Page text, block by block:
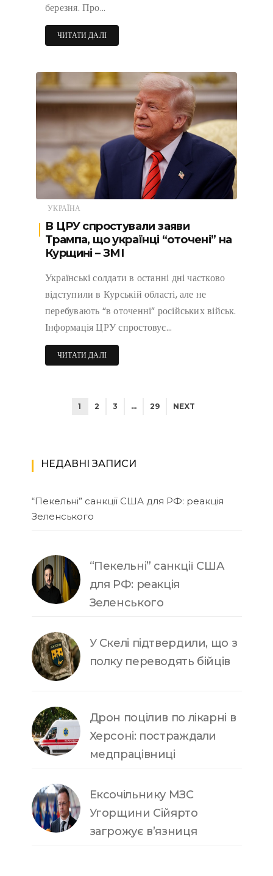
березня. Про…
ЧИТАТИ ДАЛІ
УКРАЇНА
В ЦРУ спростували заяви
Трампа, що українці “оточені” на
Курщині – ЗМІ
Українські солдати в останні дні частково
відступили в Курській області, але не
перебувають “в оточенні” російських військ.
Інформація ЦРУ спростовує…
ЧИТАТИ ДАЛІ
1 2 3 … 29 NEXT
НЕДАВНІ ЗАПИСИ
“Пекельні” санкції США для РФ: реакція
Зеленського
“Пекельні” санкції США
для РФ: реакція
Зеленського
У Скелі підтвердили, що з
полку переводять бійців
Дрон поцілив по лікарні в
Херсоні: постраждали
медпрацівниці
Ексочільнику МЗС
Угорщини Сійярто
загрожує в’язниця